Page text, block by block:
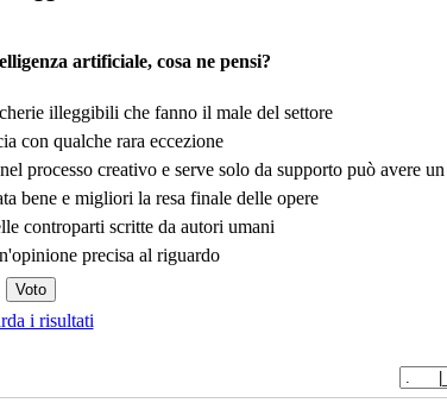
artificiale, cosa ne pensi?
illeggibili che fanno il male del settore
con qualche rara eccezione
processo creativo e serve solo da supporto può avere
bene e migliori la resa finale delle opere
controparti scritte da autori umani
precisa al riguardo
i risultati